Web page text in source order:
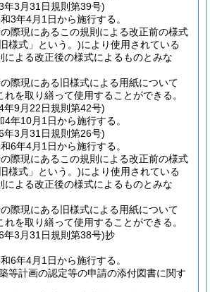
年3月31日規則第39号)
3年4月1日から施行する。
際現にあるこの規則による改正前の様式
様式」という。)により使用されている
による改正後の様式によるものとみな
際現にある旧様式による用紙について
れを取り繕って使用することができる。
年9月22日規則第42号)
4年10月1日から施行する。
年3月31日規則第26号)
6年4月1日から施行する。
際現にあるこの規則による改正前の様式
様式」という。)により使用されている
による改正後の様式によるものとみな
際現にある旧様式による用紙について
れを取り繕って使用することができる。
年3月31日規則第38号)抄
6年4月1日から施行する。
等計画の認定等の申請の添付図書に関す